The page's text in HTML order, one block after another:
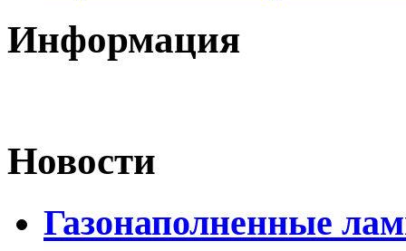
Информация
Новости
Газонаполненные